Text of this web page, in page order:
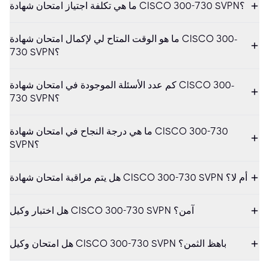
ما هي تكلفة اجتياز امتحان شهادة CISCO 300-730 SVPN؟
ما هو الوقت المتاح لي لإكمال امتحان شهادة CISCO 300-
730 SVPN؟
كم عدد الأسئلة الموجودة في امتحان شهادة CISCO 300-
730 SVPN؟
ما هي درجة النجاح في امتحان شهادة CISCO 300-730
SVPN؟
هل يتم مراقبة امتحان شهادة CISCO 300-730 SVPN أم لا؟
هل اختبار وكيل CISCO 300-730 SVPN آمن؟
هل امتحان وكيل CISCO 300-730 SVPN باهظ الثمن؟